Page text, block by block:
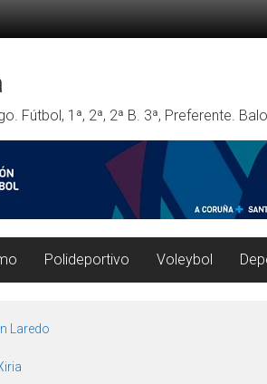
Fútbol, 1ª, 2ª, 2ª B. 3ª, Preferente.
Polideportivo Voleybol
Laredo